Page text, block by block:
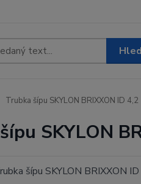
Trubka šípu SKYLON BRIXXON ID 4,2
SKYLON